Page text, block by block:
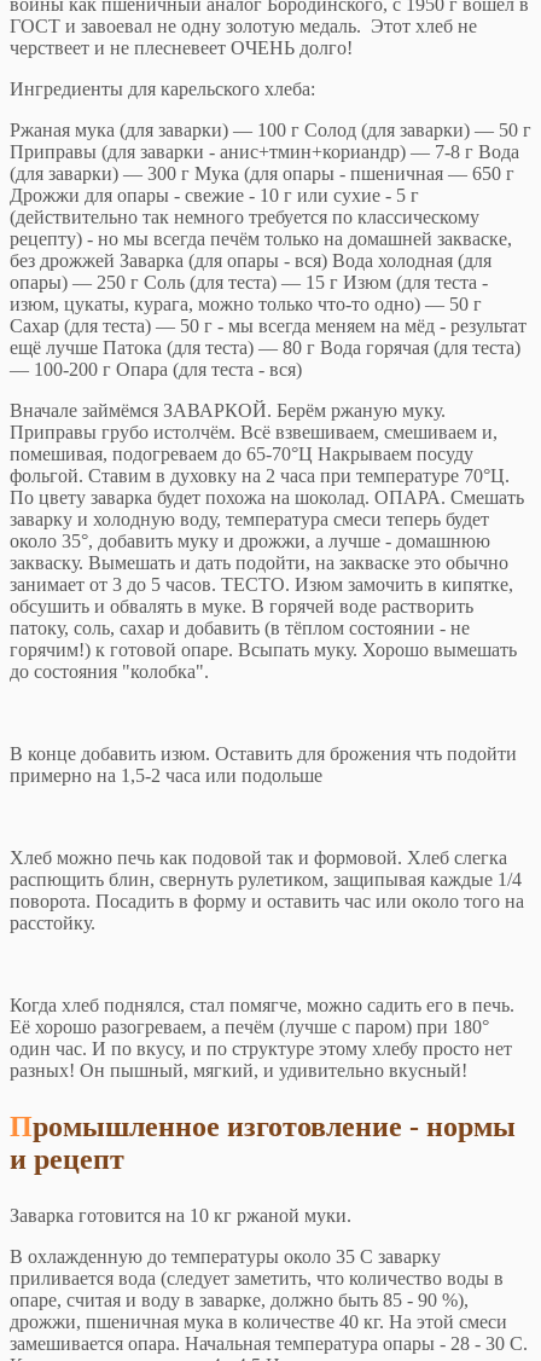
войны как пшеничный аналог Бородинского, с 1950 г вошeл в
ГОСТ и завоевал не одну золотую медаль. Этот хлеб не
черствеет и не плесневеет ОЧЕНЬ долго!
Ингредиенты для карельского хлеба:
Ржаная мука (для заварки) — 100 г Солод (для заварки) — 50 г
Приправы (для заварки - анис+тмин+кориандр) — 7-8 г Вода
(для заварки) — 300 г Мука (для опары - пшеничная — 650 г
Дрожжи для опары - свежие - 10 г или сухие - 5 г
(действительно так немного требуется по классическому
рецепту) - но мы всегда печём только на домашней закваске,
без дрожжей Заварка (для опары - вся) Вода холодная (для
опары) — 250 г Соль (для теста) — 15 г Изюм (для теста -
изюм, цукаты, курага, можно только что-то одно) — 50 г
Сахар (для теста) — 50 г - мы всегда меняем на мёд - результат
ещё лучше Патока (для теста) — 80 г Вода горячая (для теста)
— 100-200 г Опара (для теста - вся)
Вначале займёмся ЗАВАРКОЙ. Берём ржаную муку.
Приправы грубо истолчём. Всё взвешиваем, смешиваем и,
помешивая, подогреваем до 65-70°Ц Накрываем посуду
фольгой. Ставим в духовку на 2 часа при температуре 70°Ц.
По цвету заварка будет похожа на шоколад. ОПАРА. Смешать
заварку и холодную воду, температура смеси теперь будет
около 35°, добавить муку и дрожжи, а лучше - домашнюю
закваску. Вымешать и дать подойти, на закваске это обычно
занимает от 3 до 5 часов. ТЕСТО. Изюм замочить в кипятке,
обсушить и обвалять в муке. В горячей воде растворить
патоку, соль, сахар и добавить (в тёплом состоянии - не
горячим!) к готовой опаре. Всыпать муку. Хорошо вымешать
до состояния "колобка".
В конце добавить изюм. Оставить для брожения чть подойти
примерно на 1,5-2 часа или подольше
Хлеб можно печь как подовой так и формовой. Хлеб слегка
распющить блин, свернуть рулетиком, защипывая каждые 1/4
поворота. Посадить в форму и оставить час или около того на
расстойку.
Когда хлеб поднялся, стал помягче, можно садить его в печь.
Её хорошо разогреваем, а печём (лучше с паром) при 180°
один час. И по вкусу, и по структуре этому хлебу просто нет
разных! Он пышный, мягкий, и удивительно вкусный!
Промышленное изготовление - нормы
и рецепт
Заварка готовится на 10 кг ржаной муки.
В охлажденную до температуры около 35 С заварку
приливается вода (следует заметить, что количество воды в
опаре, считая и воду в заварке, должно быть 85 - 90 %),
дрожжи, пшеничная мука в количестве 40 кг. На этой смеси
замешивается опара. Начальная температура опары - 28 - 30 С.